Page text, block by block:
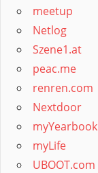
meetup
Netlog
Szene1.at
peac.me
renren.com
Nextdoor
myYearbook
myLife
UBOOT.com